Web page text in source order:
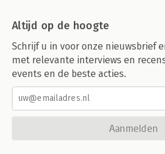
Altijd op de hoogte
Schrijf u in voor onze nieuwsbrief
met relevante interviews en
events en de beste acties.
Aanmelden